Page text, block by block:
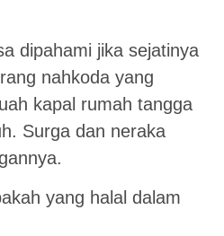
dipahami jika sejatinya
nahkoda yang
kapal rumah tangga
Surga dan neraka
yang halal dalam